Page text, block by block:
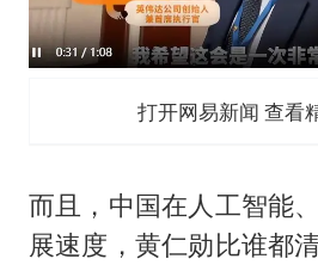
打开网易新闻 查看
而且，中国在人工智能
展速度，黄仁勋比谁都